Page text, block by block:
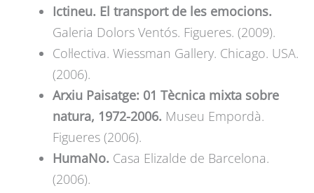
Ictineu. El transport de les emocions.
Galeria Dolors Ventós. Figueres. (2009).
Col·lectiva. Wiessman Gallery. Chicago. USA.
(2006).
Arxiu Paisatge: 01 Tècnica mixta sobre
natura, 1972-2006. Museu Empordà.
Figueres (2006).
HumaNo. Casa Elizalde de Barcelona.
(2006).